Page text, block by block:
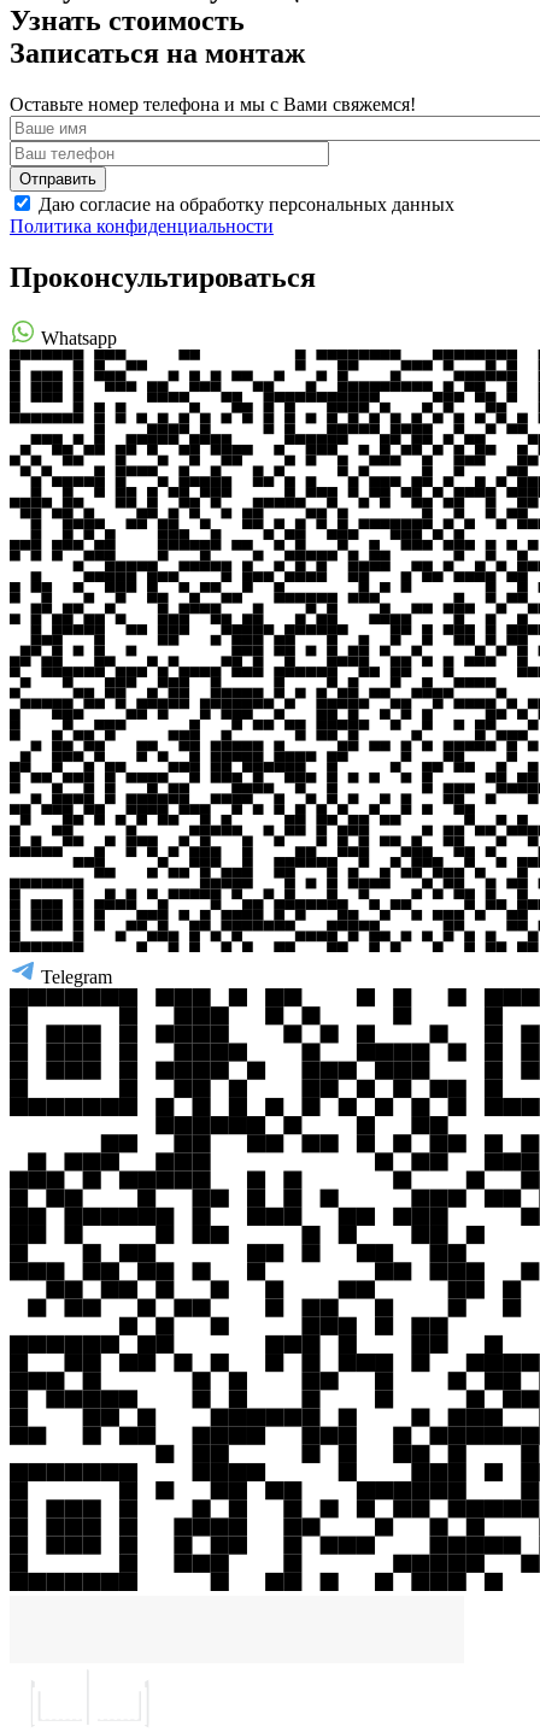
Узнать стоимость
Записаться на монтаж
Оставьте номер телефона и мы с Вами свяжемся!
Даю согласие на обработку персональных данных
Политика конфиденциальности
Проконсультироваться
Whatsapp
Telegram